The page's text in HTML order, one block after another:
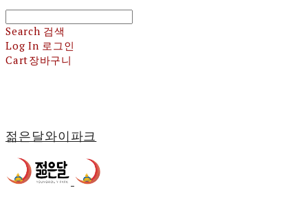
Search 검색
Log In 로그인
Cart장바구니
젊은달와이파크